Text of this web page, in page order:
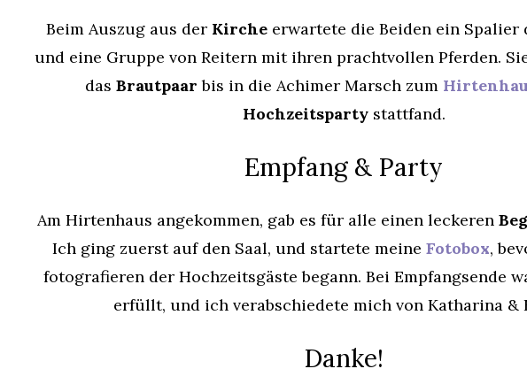
Beim Auszug aus der Kircheerwartete die Beiden ein Spalier
und eine Gruppe von Reitern mit ihren prachtvollen Pferden.
das Brautpaar bis in die Achimer Marsch zum
Hochzeitspartystattfand.
Empfang & Party
Am Hirtenhaus angekommen, gab es für alle einen leckeren
Ich ging zuerst auf den Saal, und startete meine Fotobox,
fotografieren der Hochzeitsgäste begann. Bei Empfangsende
erfüllt, und ich verabschiedete mich von Katharina &
Danke!